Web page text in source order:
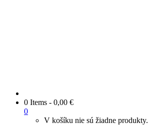
0 Items - 0,00 €
0
V košíku nie sú žiadne produkty.